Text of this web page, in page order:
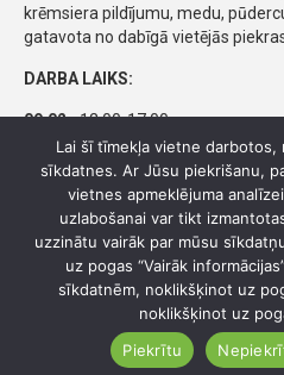
krēmsiera pildījumu, medu,
gatavota no dabīgā vietējās
DARBA LAIKS:
09.02.:12:00-17:00
10.02.: 12:00-17:00
11.02.:12:00-17:00
12.02.:12:00-17:00
13.02.:12:00-17:00
14.02.:12:00-17:00
15.02.:12:00-17:00
Nepieciešama iepriekšēja
PIEEJAMĪBA:
Lai šī tīmekļa vietne darbotos,
sīkdatnes. Ar Jūsu piekrišanu,
vietnes apmeklējuma
uzlabošanai var tikt
uzzinātu vairāk par mūsu
uz pogas “Vairāk
sīkdatnēm, noklikšķinot uz
noklikšķinot uz
Piekrītu